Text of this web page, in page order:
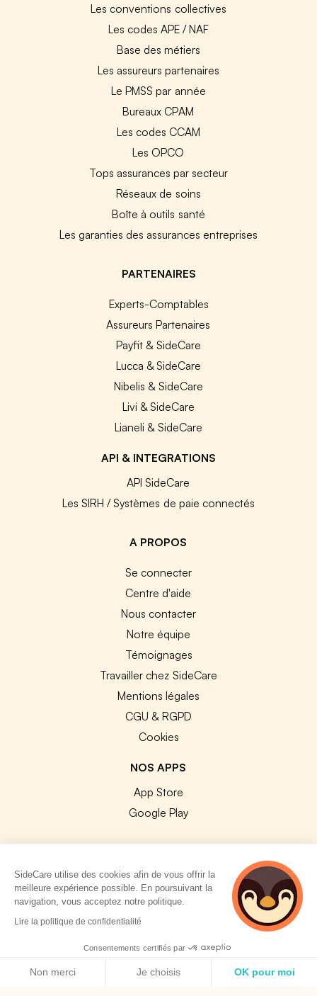
Les conventions collectives
Les codes APE / NAF
Base des métiers
Les assureurs partenaires
Le PMSS par année
Bureaux CPAM
Les codes CCAM
Les OPCO
Tops assurances par secteur
Réseaux de soins
Boîte à outils santé
Les garanties des assurances entreprises
PARTENAIRES
Experts-Comptables
Assureurs Partenaires
Payfit & SideCare
Lucca & SideCare
Nibelis & SideCare
Livi & SideCare
Lianeli & SideCare
API & INTEGRATIONS
API SideCare
Les SIRH / Systèmes de paie connectés
A PROPOS
Se connecter
Centre d'aide
Nous contacter
Notre équipe
Témoignages
Travailler chez SideCare
Mentions légales
CGU & RGPD
Cookies
NOS APPS
App Store
Google Play
© 2026 SideCare. Tous droits réservés.
SideCare utilise des cookies afin de vous offrir la
meilleure expérience possible. En poursuivant la
navigation, vous acceptez notre politique.
Lire la politique de confidentialité
Consentements certifiés par
Non merci Je choisis OK pour moi
5 personnes
consultent
actuellement cette